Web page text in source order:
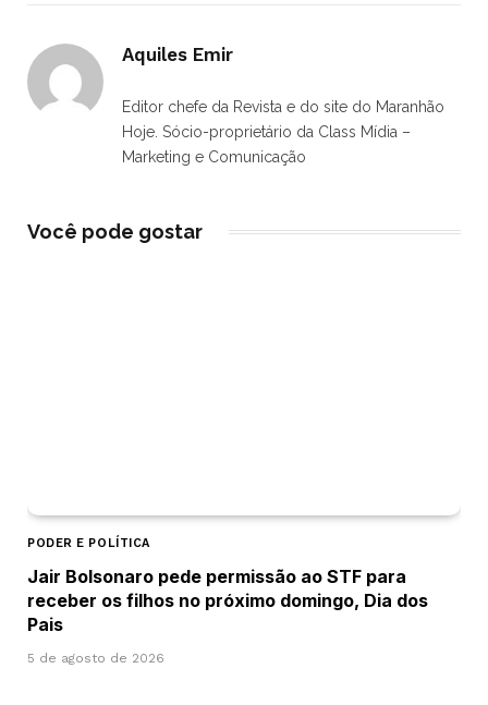
Aquiles Emir
Editor chefe da Revista e do site do Maranhão
Hoje. Sócio-proprietário da Class Mídia –
Marketing e Comunicação
Você pode gostar
PODER E POLÍTICA
Jair Bolsonaro pede permissão ao STF para
receber os filhos no próximo domingo, Dia dos
Pais
5 de agosto de 2026